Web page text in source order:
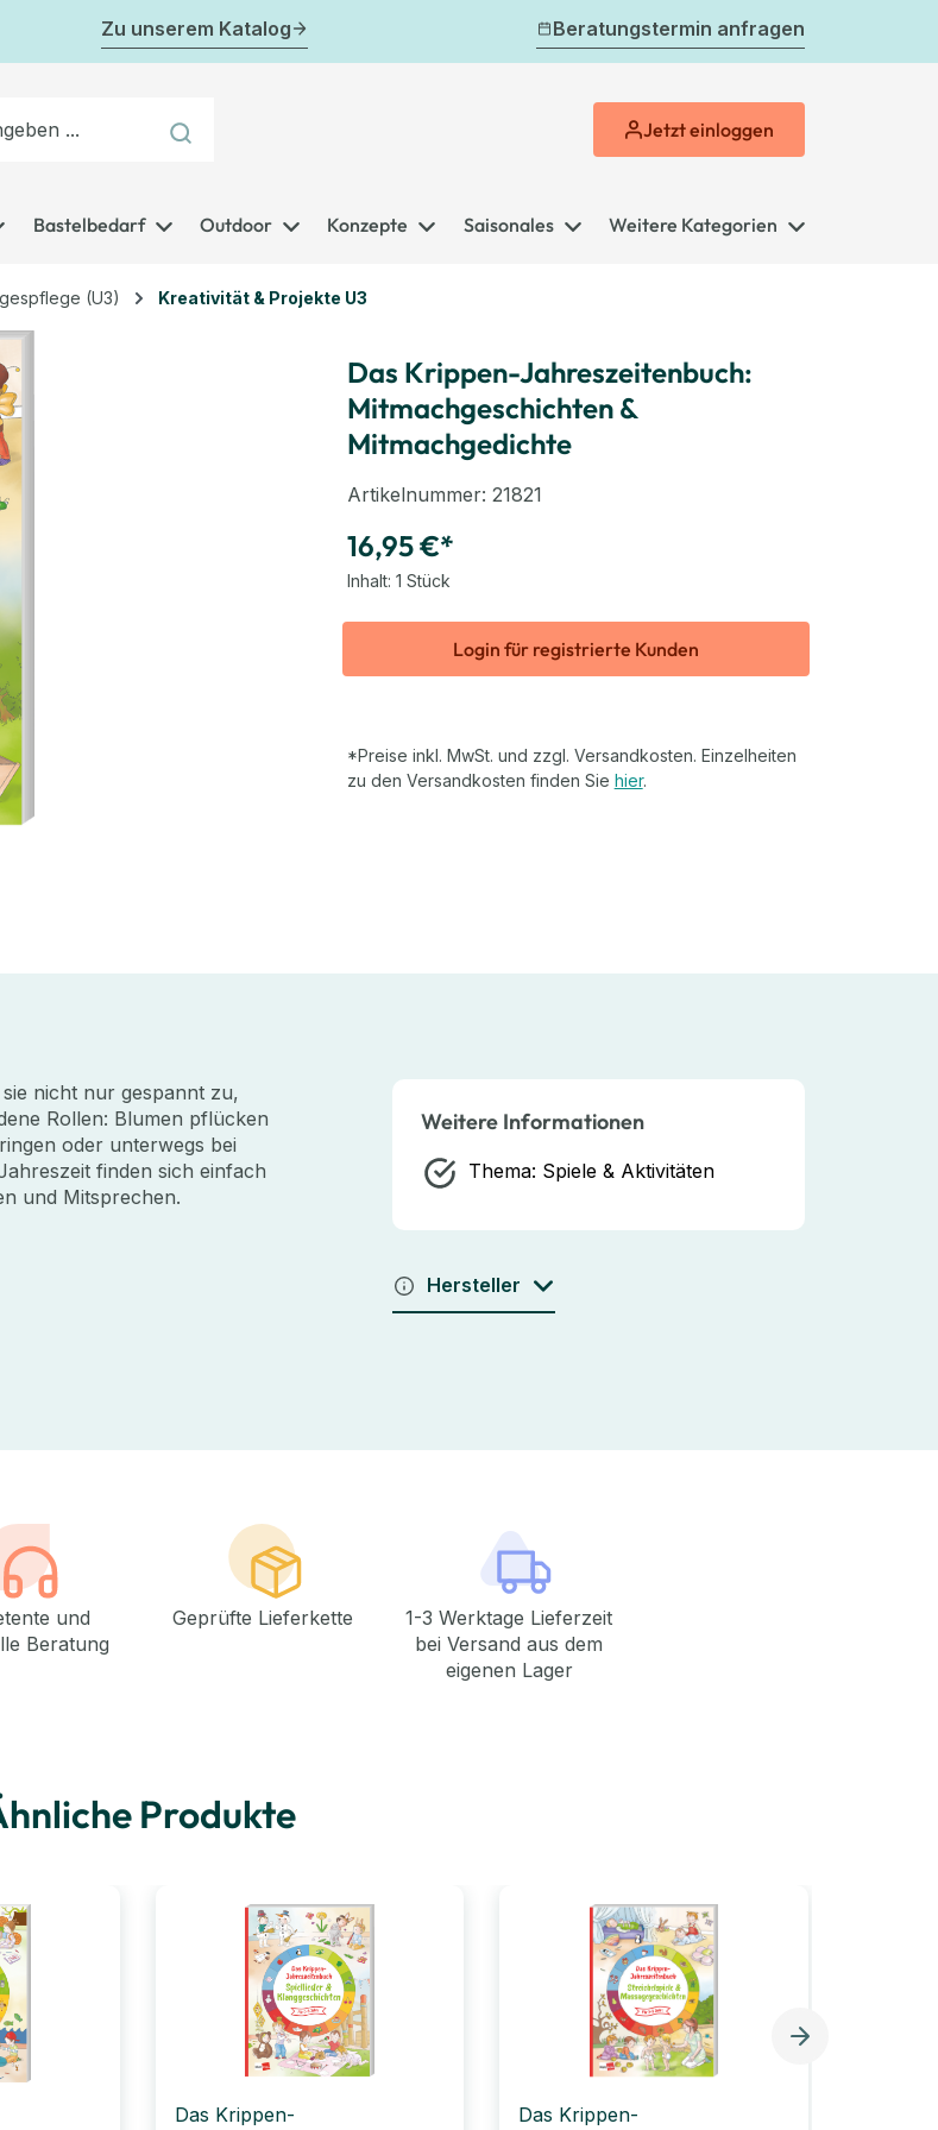
Zu unserem Katalog Beratungstermin anfragen
Jetzteinloggen
Bastelbedarf Outdoor Konzepte Saisonales Weitere Kategorien
(U3) Kreativität & Projekte U3
Das Krippen-Jahreszeitenbuch:
Mitmachgeschichten &
Mitmachgedichte
Artikelnummer: 21821
16,95 €*
Inhalt: 1 Stück
Login für registrierte Kunden
*Preise inkl. MwSt. und zzgl. Versandkosten. Einzelheiten
zu den Versandkosten finden Sie hier.
nicht nur gespannt zu,
Rollen: Blumen pflücken
oder unterwegs bei
finden sich einfach
und Mitsprechen.
Weitere Informationen
Thema: Spiele & Aktivitäten
Hersteller
und
Beratung
Geprüfte Lieferkette
1-3 Werktage Lieferzeit
bei Versand aus dem
eigenen Lager
Produkte
Das Krippen-
Das Krippen-